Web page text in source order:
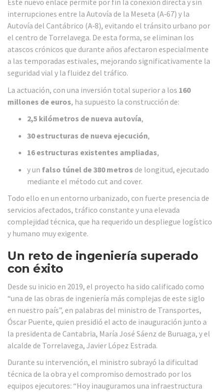
Este nuevo enlace permite por fin la conexión directa y sin
interrupciones entre la Autovía de la Meseta (A‑67) y la
Autovía del Cantábrico (A‑8), evitando el tránsito urbano por
el centro de Torrelavega. De esta forma, se eliminan los
atascos crónicos que durante años afectaron especialmente
a las temporadas estivales, mejorando significativamente la
seguridad vial y la fluidez del tráfico.
La actuación, con una inversión total superior a los 160
millones de euros, ha supuesto la construcción de:
2,5 kilómetros de nueva autovía,
30 estructuras de nueva ejecución,
16 estructuras existentes ampliadas,
y un falso túnel de 380 metros de longitud, ejecutado
mediante el método cut and cover.
Todo ello en un entorno urbanizado, con fuerte presencia de
servicios afectados, tráfico constante y una elevada
complejidad técnica, que ha requerido un despliegue logístico
y humano muy exigente.
Un reto de ingeniería superado
con éxito
Desde su inicio en 2019, el proyecto ha sido calificado como
“una de las obras de ingeniería más complejas de este siglo
en nuestro país”, en palabras del ministro de Transportes,
Óscar Puente, quien presidió el acto de inauguración junto a
la presidenta de Cantabria, María José Sáenz de Buruaga, y el
alcalde de Torrelavega, Javier López Estrada.
Durante su intervención, el ministro subrayó la dificultad
técnica de la obra y el compromiso demostrado por los
equipos ejecutores: “Hoy inauguramos una infraestructura